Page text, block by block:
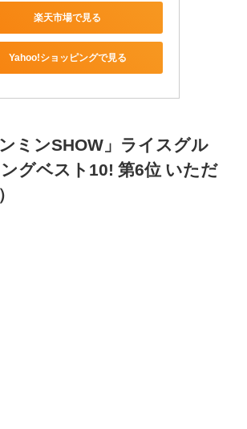
楽天市場で見る
Yahoo!ショッピングで見る
ンミンSHOW」ライスグル
グベスト10! 第6位 いただ